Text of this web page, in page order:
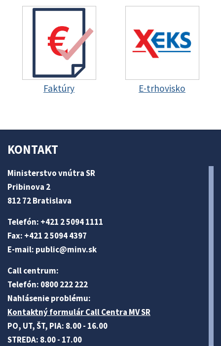
Faktúry E-trhovisko
KONTAKT
Ministerstvo vnútra SR
Pribinova 2
812 72 Bratislava
Telefón: +421 2 5094 1111
Fax: +421 2 5094 4397
E-mail: public@minv.sk
Call centrum:
Telefón: 0800 222 222
Nahlásenie problému:
Kontaktný formulár Call Centra MV SR
PO, UT, ŠT, PIA: 8.00 - 16.00
STREDA: 8.00 - 17.00